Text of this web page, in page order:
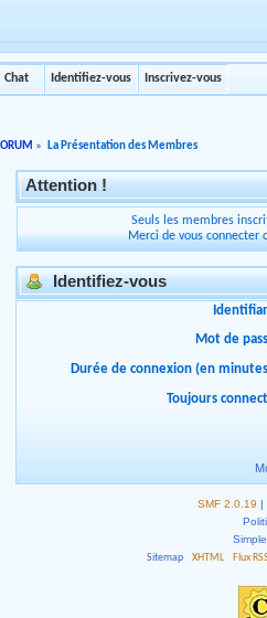
Chat Identifiez-vous Inscrivez-vous
» La Présentation des Membres
Attention !
Seuls les membres
Merci de vous connecter
Identifiez-vous
Mot de
Durée de connexion (en
Toujours
SMF 2.0.19 |
Sitemap
XHTML Flux